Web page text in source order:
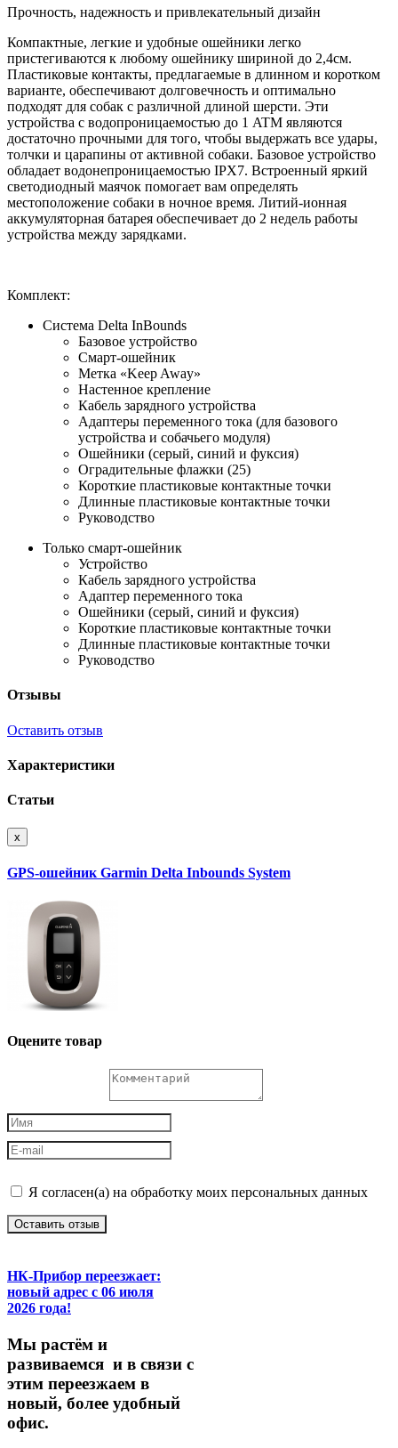
Прочность, надежность и привлекательный дизайн
Компактные, легкие и удобные ошейники легко
пристегиваются к любому ошейнику шириной до 2,4см.
Пластиковые контакты, предлагаемые в длинном и коротком
варианте, обеспечивают долговечность и оптимально
подходят для собак с различной длиной шерсти. Эти
устройства с водопроницаемостью до 1 ATM являются
достаточно прочными для того, чтобы выдержать все удары,
толчки и царапины от активной собаки. Базовое устройство
обладает водонепроницаемостью IPX7. Встроенный яркий
светодиодный маячок помогает вам определять
местоположение собаки в ночное время. Литий-ионная
аккумуляторная батарея обеспечивает до 2 недель работы
устройства между зарядками.
Комплект:
Система Delta InBounds
Базовое устройство
Смарт-ошейник
Метка «Keep Away»
Настенное крепление
Кабель зарядного устройства
Адаптеры переменного тока (для базового
устройства и собачьего модуля)
Ошейники (серый, синий и фуксия)
Оградительные флажки (25)
Короткие пластиковые контактные точки
Длинные пластиковые контактные точки
Руководство
Только смарт-ошейник
Устройство
Кабель зарядного устройства
Адаптер переменного тока
Ошейники (серый, синий и фуксия)
Короткие пластиковые контактные точки
Длинные пластиковые контактные точки
Руководство
Отзывы
Оставить отзыв
Характеристики
Статьи
x
GPS-ошейник Garmin Delta Inbounds System
Оцените товар
Я согласен(а) на обработку моих персональных данных
Оставить отзыв
НК-Прибор переезжает:
новый адрес с 06 июля
2026 года!
Мы растём и
развиваемся и в связи с
этим переезжаем в
новый, более удобный
офис.